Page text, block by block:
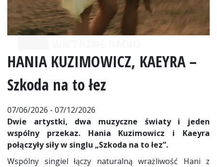
HANIA KUZIMOWICZ, KAEYRA –
Szkoda na to łez
07/06/2026 - 07/12/2026
Dwie artystki, dwa muzyczne światy i jeden
wspólny przekaz. Hania Kuzimowicz i Kaeyra
połączyły siły w singlu „Szkoda na to łez”.
Wspólny singiel łączy naturalną wrażliwość Hani z